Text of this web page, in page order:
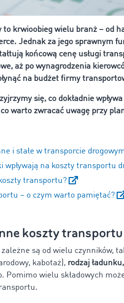
to krwioobieg wielu branż – od
Jednak za jego sprawnym
końcową cenę usługi
aż po wynagrodzenia
na budżet firmy
się, co dokładnie
warto zwracać uwagę przy
i stałe w transporcie
wpływają na koszty transportu
transportu?
– o czym warto pamiętać?
koszty transportu
są od wielu czynników,
kabotaż), rodzaj
Pomimo wielu składowych